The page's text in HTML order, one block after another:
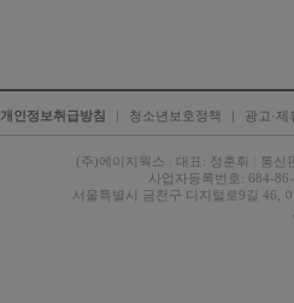
개인정보취급방침 | 청소년보호정책 | 광고·제
(주)에이지웍스 대표: 정훈휘
통신
사업자등록번호: 684-
서울특별시 금천구 디지털로9길 46,